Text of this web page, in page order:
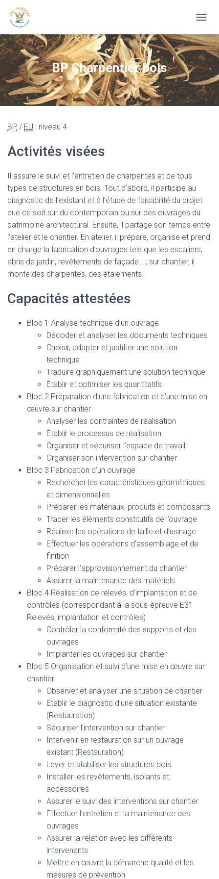
BP Charpentier bois
BP / EU : niveau 4
Activités visées
Il assure le suivi et l’entretien de charpentes et de tous
types de structures en bois. Tout d’abord, il participe au
diagnostic de l’existant et à l’étude de faisabilité du projet
que ce soit sur du contemporain ou sur des ouvrages du
patrimoine architectural. Ensuite, il partage son temps entre
l’atelier et le chantier. En atelier, il prépare, organise et prend
en charge la fabrication d’ouvrages tels que les escaliers,
abris de jardin, revêtements de façade… ; sur chantier, il
monte des charpentes, des étaiements.
Capacités attestées
Bloc 1 Analyse technique d’un ouvrage
Décoder et analyser les documents techniques
Choisir, adapter et justifier une solution
technique
Traduire graphiquement une solution technique
Établir et optimiser les quantitatifs
Bloc 2 Préparation d’une fabrication et d’une mise en
œuvre sur chantier
Analyser les contraintes de réalisation
Établir le processus de réalisation
Organiser et sécuriser l’espace de travail
Organiser son intervention sur chantier
Bloc 3 Fabrication d’un ouvrage
Rechercher les caractéristiques géométriques
et dimensionnelles
Préparer les matériaux, produits et composants
Tracer les éléments constitutifs de l’ouvrage
Réaliser les opérations de taille et d’usinage
Effectuer les opérations d’assemblage et de
finition
Préparer l’approvisionnement du chantier
Assurer la maintenance des matériels
Bloc 4 Réalisation de relevés, d’implantation et de
contrôles (correspondant à la sous-épreuve E31
Relevés, implantation et contrôles)
Contrôler la conformité des supports et des
ouvrages
Implanter les ouvrages sur chantier
Bloc 5 Organisation et suivi d’une mise en œuvre sur
chantier
Observer et analyser une situation de chantier
Établir le diagnostic d’une situation existante
(Restauration)
Sécuriser l’intervention sur chantier
Intervenir en restauration sur un ouvrage
existant (Restauration)
Lever et stabiliser les structures bois
Installer les revêtements, isolants et
accessoires
Assurer le suivi des interventions sur chantier
Effectuer l’entretien et la maintenance des
ouvrages
Assurer la relation avec les différents
intervenants
Mettre en œuvre la démarche qualité et les
mesures de prévention